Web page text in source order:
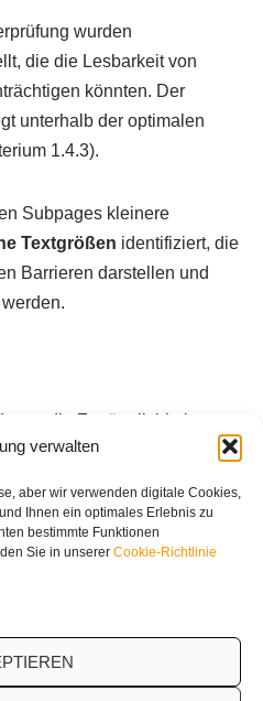
verwalten
aber wir verwenden digitale Cookies,
Ihnen ein optimales Erlebnis zu
bestimmte Funktionen
Sie in unserer Cookie-Richtlinie
wurden
die die Lesbarkeit von
könnten. Der
unterhalb der optimalen
1.4.3).
Subpages kleinere
Textgrößen identifiziert, die
Barrieren darstellen und
die Zugänglichkeit
Sollten Sie auf der
wir eine Lösung finden